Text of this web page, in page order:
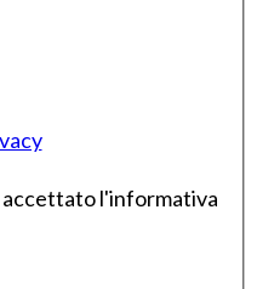
l'informativa